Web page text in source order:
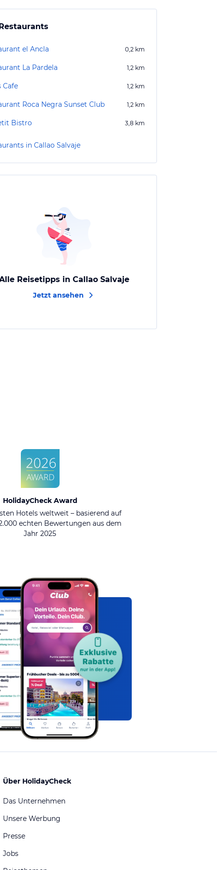
el Ancla 0,2 km
La Pardela 1,2 km
Cafe 1,2 km
Roca Negra Sunset Club 1,2 km
Bistro 3,8 km
in Callao Salvaje
Reisetipps in Callao Salvaje
Jetzt ansehen
HolidayCheck Award
Hotels weltweit – basierend auf
echten Bewertungen aus dem
Jahr 2025
Über HolidayCheck
Das Unternehmen
Unsere Werbung
Presse
Jobs